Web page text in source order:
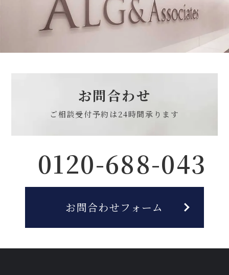
お問合わせ
ご相談受付予約は24時間承ります
0120-688-043
お問合わせフォーム